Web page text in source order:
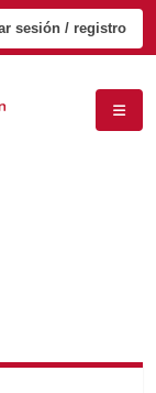
sesión / registro